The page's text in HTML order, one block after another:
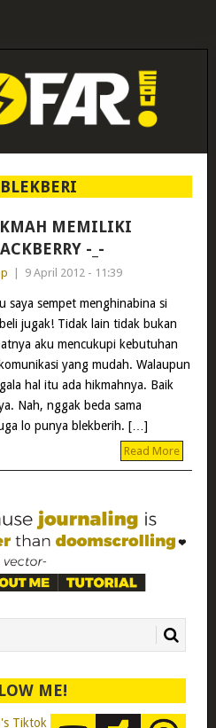
BLEKBERI
MEMILIKI
-_-
9 April 2012 - 11:39
saya sempet menghinabina si
jugak! Tidak lain tidak bukan
aku mencukupi kebutuhan
yang mudah. Walaupun
hal itu ada hikmahnya. Baik
Nah, nggak beda sama
lo punya blekberih. […]
Read More
ME!